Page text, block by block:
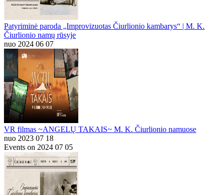
Patyriminė paroda „Improvizuotas Čiurlionio kambarys“ | M. K.
Čiurlionio namų rūsyje
nuo 2024 06 07
VR filmas ~ANGELŲ TAKAIS~ M. K. Čiurlionio namuose
nuo 2023 07 18
Events on 2024 07 05